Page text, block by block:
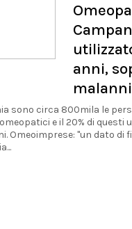
anni,
sono circa 800mila le
e il 20% di questi
Omeoimprese: "un dato di